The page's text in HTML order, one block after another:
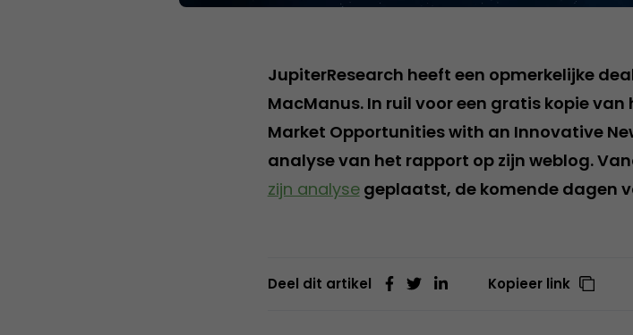
JupiterResearch heeft een opmerkelijke
MacManus. In ruil voor een gratis kopie van
Market Opportunities with an Innovative
analyse van het rapport op zijn weblog.
zijn analysegeplaatst, de komende dagen
Deel dit artikel Kopieer link